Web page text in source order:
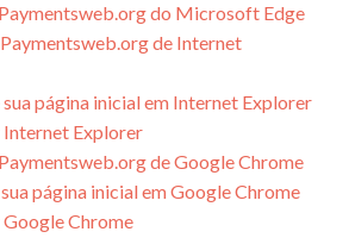
do Microsoft Edge
de Internet
sua página inicial em Internet Explorer
Internet Explorer
de Google Chrome
página inicial em Google Chrome
Google Chrome